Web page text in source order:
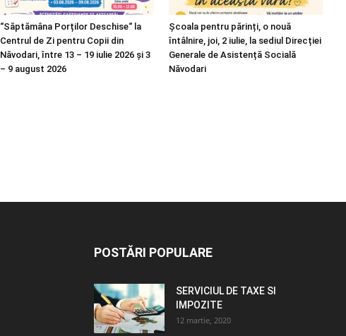
“Săptămâna Porților Deschise“ la
Centrul de Zi pentru Copii din
Năvodari, între 13 – 19 iulie 2026 și 3
– 9 august 2026
Școala pentru părinți, o nouă
întâlnire, joi, 2 iulie, la sediul Direcției
Generale de Asistență Socială
Năvodari
POSTĂRI POPULARE
SERVICIUL DE TAXE SI
IMPOZITE
12 martie, 2020